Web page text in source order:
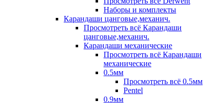
Наборы и комплекты
Карандаши цанговые,механич.
Просмотреть всё Карандаши
цанговые,механич.
Карандаши механические
Просмотреть всё Карандаши
механические
0.5мм
Просмотреть всё 0.5мм
Pentel
0.9мм